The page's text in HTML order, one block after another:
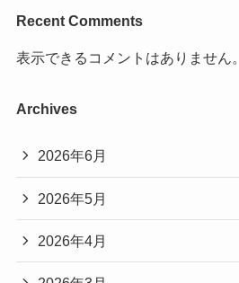
Recent Comments
表示できるコメントはありません。
Archives
2026年6月
2026年5月
2026年4月